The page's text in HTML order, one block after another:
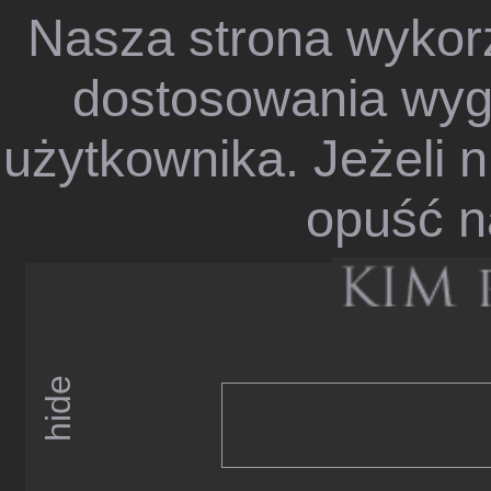
Nasza strona
dostosowania
użytkownika. Jeżeli
opuść
hide